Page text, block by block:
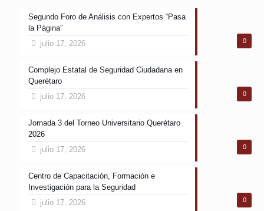
0
Segundo Foro de Análisis con Expertos “Pasa
la Página”
julio 17, 2026
0
Complejo Estatal de Seguridad Ciudadana en
Querétaro
julio 17, 2026
0
Jornada 3 del Torneo Universitario Querétaro
2026
julio 17, 2026
0
Centro de Capacitación, Formación e
Investigación para la Seguridad
julio 17, 2026